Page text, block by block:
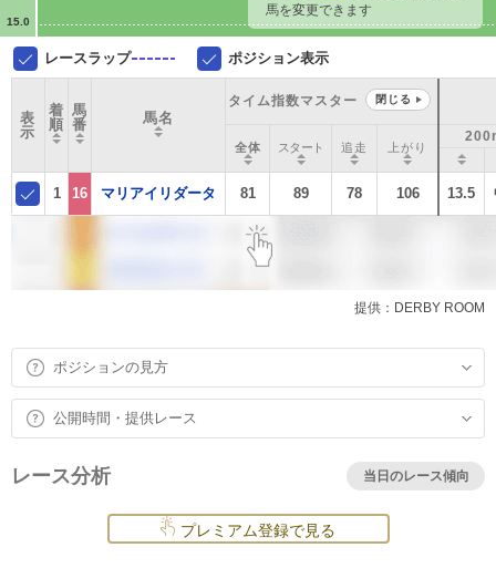
15.0
馬を変更できます
レースラップ ポジション表示
表
示
着
順
馬
番
馬名
タイム指数マスター 閉じる
全体 スタート 追走 上がり
1 16 マリアイリダータ 81 89 78 106 13.5
提供：DERBY ROOM
ポジションの見方
公開時間・提供レース
レース分析 当日のレース傾向
プレミアム登録で見る